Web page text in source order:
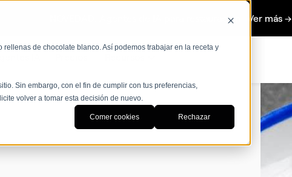
de chocolate blanco. Así podemos trabajar en la receta y
Sin embargo, con el fin de cumplir con tus preferencias,
volver a tomar esta decisión de nuevo.
Comer cookies Rechazar
NOVEDAD: Agentes de IA para restauración Ver más →